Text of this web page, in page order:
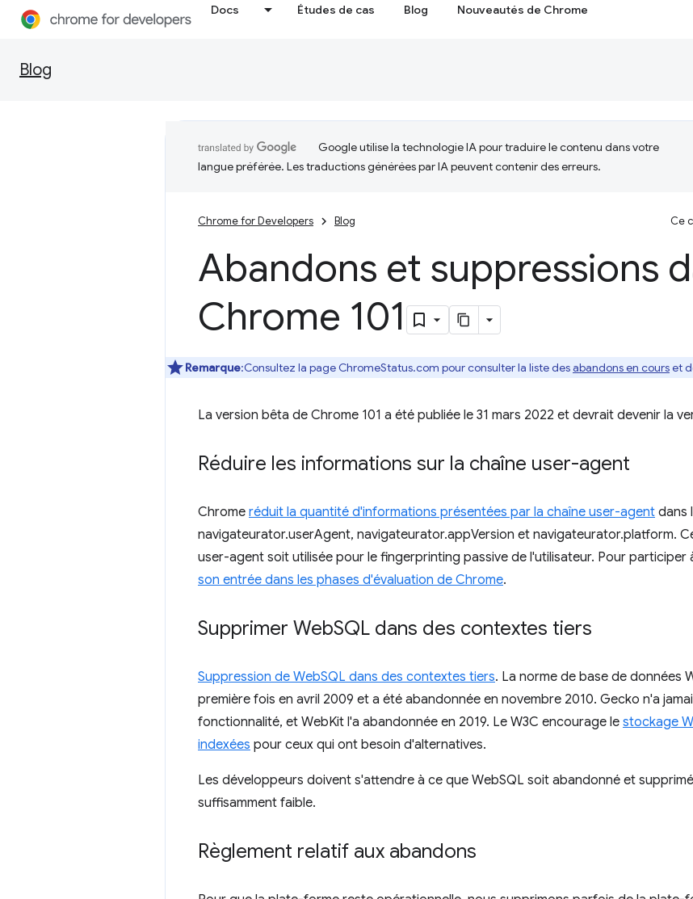
Docs Études de cas Blog Nouveautés de Chrome
Blog
Google utilise la technologie IA pour traduire le contenu dans votre
langue préférée. Les traductions générées par IA peuvent contenir des erreurs.
Chrome for Developers Blog Ce
Abandons et suppressions
Chrome 101
Remarque:Consultez la page ChromeStatus.com pour consulter la liste desabandons en courset
La version bêta de Chrome 101 a été publiée le 31 mars 2022 et devrait devenir la
Réduire les informations sur la chaîne user-agent
Chrome réduit la quantité d'informations présentées par la chaîne user-agent dans
navigateurator.userAgent, navigateurator.appVersion et navigateurator.platform.
user-agent soit utilisée pour le fingerprinting passive de l'utilisateur. Pour participer
son entrée dans les phases d'évaluation de Chrome.
Supprimer WebSQL dans des contextes tiers
Suppression de WebSQL dans des contextes tiers. La norme de base de données
première fois en avril 2009 et a été abandonnée en novembre 2010. Gecko n'a
fonctionnalité, et WebKit l'a abandonnée en 2019. Le W3C encourage le stockage
indexées pour ceux qui ont besoin d'alternatives.
Les développeurs doivent s'attendre à ce que WebSQL soit abandonné et
suffisamment faible.
Règlement relatif aux abandons